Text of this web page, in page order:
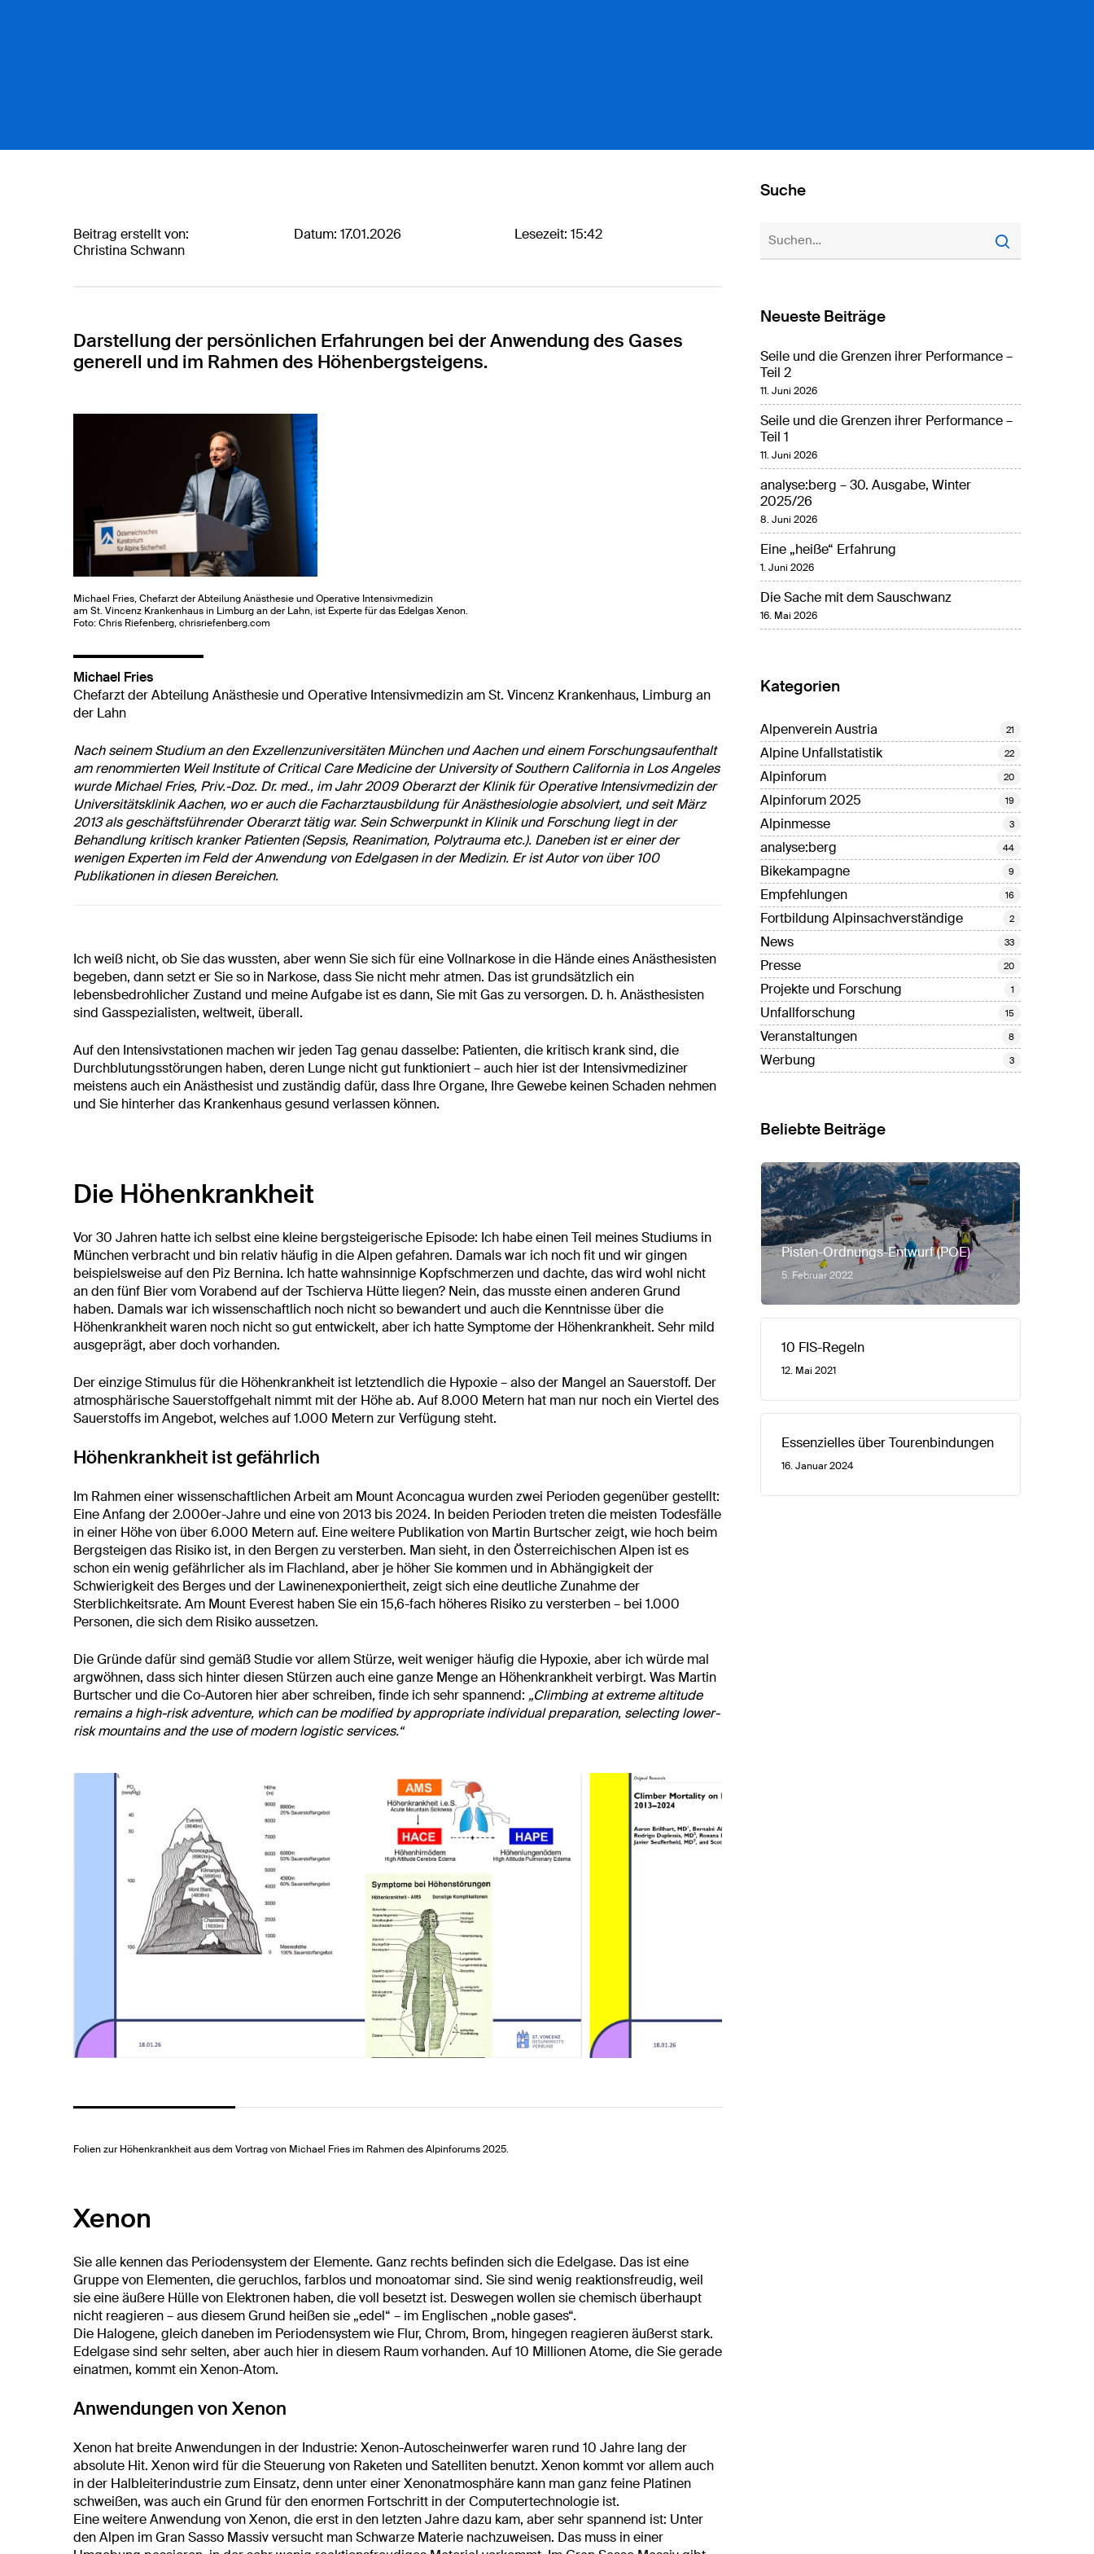
Beitrag erstellt von:
Christina Schwann
Datum: 17.01.2026 Lesezeit: 15:42
Darstellung der persönlichen Erfahrungen bei der Anwendung des Gases
generell und im Rahmen des Höhenbergsteigens.
Michael Fries, Chefarzt der Abteilung Anästhesie und Operative Intensivmedizin
am St. Vincenz Krankenhaus in Limburg an der Lahn, ist Experte für das Edelgas Xenon.
Foto: Chris Riefenberg, chrisriefenberg.com
Michael Fries
Chefarzt der Abteilung Anästhesie und Operative Intensivmedizin am St. Vincenz Krankenhaus, Limburg an
der Lahn
Nach seinem Studium an den Exzellenzuniversitäten München und Aachen und einem Forschungsaufenthalt
am renommierten Weil Institute of Critical Care Medicine der University of Southern California in Los Angeles
wurde Michael Fries, Priv.-Doz. Dr. med., im Jahr 2009 Oberarzt der Klinik für Operative Intensivmedizin der
Universitätsklinik Aachen, wo er auch die Facharztausbildung für Anästhesiologie absolviert, und seit März
2013 als geschäftsführender Oberarzt tätig war. Sein Schwerpunkt in Klinik und Forschung liegt in der
Behandlung kritisch kranker Patienten (Sepsis, Reanimation, Polytrauma etc.). Daneben ist er einer der
wenigen Experten im Feld der Anwendung von Edelgasen in der Medizin. Er ist Autor von über 100
Publikationen in diesen Bereichen.
Ich weiß nicht, ob Sie das wussten, aber wenn Sie sich für eine Vollnarkose in die Hände eines Anästhesisten
begeben, dann setzt er Sie so in Narkose, dass Sie nicht mehr atmen. Das ist grundsätzlich ein
lebensbedrohlicher Zustand und meine Aufgabe ist es dann, Sie mit Gas zu versorgen. D. h. Anästhesisten
sind Gasspezialisten, weltweit, überall.
Auf den Intensivstationen machen wir jeden Tag genau dasselbe: Patienten, die kritisch krank sind, die
Durchblutungsstörungen haben, deren Lunge nicht gut funktioniert – auch hier ist der Intensivmediziner
meistens auch ein Anästhesist und zuständig dafür, dass Ihre Organe, Ihre Gewebe keinen Schaden nehmen
und Sie hinterher das Krankenhaus gesund verlassen können.
Die Höhenkrankheit
Vor 30 Jahren hatte ich selbst eine kleine bergsteigerische Episode: Ich habe einen Teil meines Studiums in
München verbracht und bin relativ häufig in die Alpen gefahren. Damals war ich noch fit und wir gingen
beispielsweise auf den Piz Bernina. Ich hatte wahnsinnige Kopfschmerzen und dachte, das wird wohl nicht
an den fünf Bier vom Vorabend auf der Tschierva Hütte liegen? Nein, das musste einen anderen Grund
haben. Damals war ich wissenschaftlich noch nicht so bewandert und auch die Kenntnisse über die
Höhenkrankheit waren noch nicht so gut entwickelt, aber ich hatte Symptome der Höhenkrankheit. Sehr mild
ausgeprägt, aber doch vorhanden.
Der einzige Stimulus für die Höhenkrankheit ist letztendlich die Hypoxie – also der Mangel an Sauerstoff. Der
atmosphärische Sauerstoffgehalt nimmt mit der Höhe ab. Auf 8.000 Metern hat man nur noch ein Viertel des
Sauerstoffs im Angebot, welches auf 1.000 Metern zur Verfügung steht.
Höhenkrankheit ist gefährlich
Im Rahmen einer wissenschaftlichen Arbeit am Mount Aconcagua wurden zwei Perioden gegenüber gestellt:
Eine Anfang der 2.000er-Jahre und eine von 2013 bis 2024. In beiden Perioden treten die meisten Todesfälle
in einer Höhe von über 6.000 Metern auf. Eine weitere Publikation von Martin Burtscher zeigt, wie hoch beim
Bergsteigen das Risiko ist, in den Bergen zu versterben. Man sieht, in den Österreichischen Alpen ist es
schon ein wenig gefährlicher als im Flachland, aber je höher Sie kommen und in Abhängigkeit der
Schwierigkeit des Berges und der Lawinenexponiertheit, zeigt sich eine deutliche Zunahme der
Sterblichkeitsrate. Am Mount Everest haben Sie ein 15,6-fach höheres Risiko zu versterben – bei 1.000
Personen, die sich dem Risiko aussetzen.
Die Gründe dafür sind gemäß Studie vor allem Stürze, weit weniger häufig die Hypoxie, aber ich würde mal
argwöhnen, dass sich hinter diesen Stürzen auch eine ganze Menge an Höhenkrankheit verbirgt. Was Martin
Burtscher und die Co-Autoren hier aber schreiben, finde ich sehr spannend: „Climbing at extreme altitude
remains a high-risk adventure, which can be modified by appropriate individual preparation, selecting lower-
risk mountains and the use of modern logistic services.“
Folien zur Höhenkrankheit aus dem Vortrag von Michael Fries im Rahmen des Alpinforums 2025.
Xenon
Sie alle kennen das Periodensystem der Elemente. Ganz rechts befinden sich die Edelgase. Das ist eine
Gruppe von Elementen, die geruchlos, farblos und monoatomar sind. Sie sind wenig reaktionsfreudig, weil
sie eine äußere Hülle von Elektronen haben, die voll besetzt ist. Deswegen wollen sie chemisch überhaupt
nicht reagieren – aus diesem Grund heißen sie „edel“ – im Englischen „noble gases“.
Die Halogene, gleich daneben im Periodensystem wie Flur, Chrom, Brom, hingegen reagieren äußerst stark.
Edelgase sind sehr selten, aber auch hier in diesem Raum vorhanden. Auf 10 Millionen Atome, die Sie gerade
einatmen, kommt ein Xenon-Atom.
Anwendungen von Xenon
Xenon hat breite Anwendungen in der Industrie: Xenon-Autoscheinwerfer waren rund 10 Jahre lang der
absolute Hit. Xenon wird für die Steuerung von Raketen und Satelliten benutzt. Xenon kommt vor allem auch
in der Halbleiterindustrie zum Einsatz, denn unter einer Xenonatmosphäre kann man ganz feine Platinen
schweißen, was auch ein Grund für den enormen Fortschritt in der Computertechnologie ist.
Eine weitere Anwendung von Xenon, die erst in den letzten Jahre dazu kam, aber sehr spannend ist: Unter
den Alpen im Gran Sasso Massiv versucht man Schwarze Materie nachzuweisen. Das muss in einer
Suche
Neueste Beiträge
Seile und die Grenzen ihrer Performance –
Teil 2
11. Juni 2026
Seile und die Grenzen ihrer Performance –
Teil 1
11. Juni 2026
analyse:berg – 30. Ausgabe, Winter
2025/26
8. Juni 2026
Eine „heiße“ Erfahrung
1. Juni 2026
Die Sache mit dem Sauschwanz
16. Mai 2026
Kategorien
Alpenverein Austria 21
Alpine Unfallstatistik 22
Alpinforum 20
Alpinforum 2025 19
Alpinmesse 3
analyse:berg 44
Bikekampagne 9
Empfehlungen 16
Fortbildung Alpinsachverständige 2
News 33
Presse 20
Projekte und Forschung 1
Unfallforschung 15
Veranstaltungen 8
Werbung 3
Beliebte Beiträge
Pisten-Ordnungs-Entwurf (POE)
5. Februar 2022
10 FIS-Regeln
12. Mai 2021
Essenzielles über Tourenbindungen
16. Januar 2024